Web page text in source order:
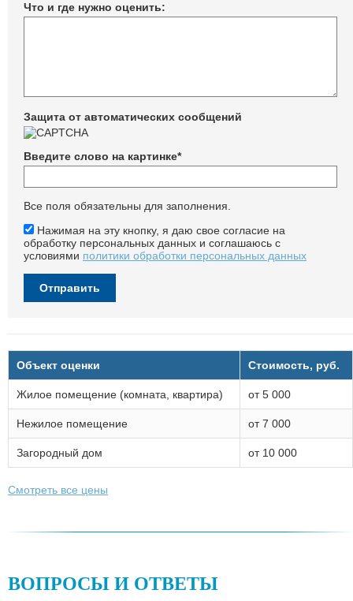
Что и где нужно оценить:
Защита от автоматических сообщений
Введите слово на картинке*
Все поля обязательны для заполнения.
Нажимая на эту кнопку, я даю свое согласие на
обработку персональных данных и соглашаюсь с
условиями политики обработки персональных данных
Объект оценки Стоимость, руб.
Жилое помещение (комната, квартира) от 5 000
Нежилое помещение от 7 000
Загородный дом от 10 000
Смотреть все цены
ВОПРОСЫ И ОТВЕТЫ